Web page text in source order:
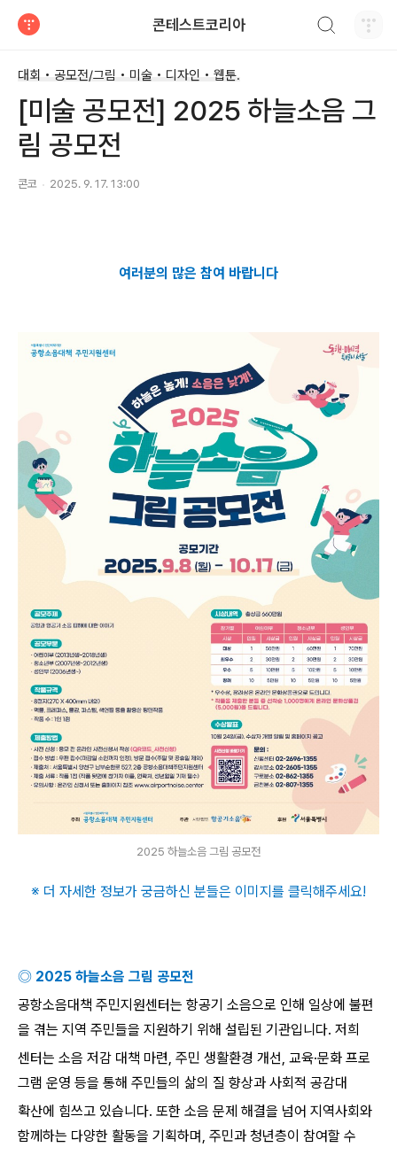
콘테스트코리아
대회 • 공모전/그림 • 미술 • 디자인 • 웹툰.
[미술 공모전] 2025 하늘소음 그
림 공모전
콘코 2025. 9. 17. 13:00
여러분의 많은 참여 바랍니다
2025 하늘소음 그림 공모전
※ 더 자세한 정보가 궁금하신 분들은 이미지를 클릭해주세요!
◎ 2025 하늘소음 그림 공모전
공항소음대책 주민지원센터는 항공기 소음으로 인해 일상에 불편
을 겪는 지역 주민들을 지원하기 위해 설립된 기관입니다. 저희
센터는 소음 저감 대책 마련, 주민 생활환경 개선, 교육·문화 프로
그램 운영 등을 통해 주민들의 삶의 질 향상과 사회적 공감대
확산에 힘쓰고 있습니다. 또한 소음 문제 해결을 넘어 지역사회와
함께하는 다양한 활동을 기획하며, 주민과 청년층이 참여할 수